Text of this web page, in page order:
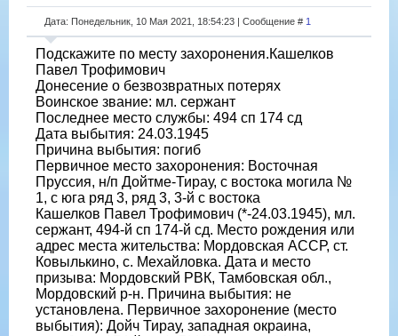
Дата: Понедельник, 10 Мая 2021, 18:54:23 | Сообщение # 1
Подскажите по месту захоронения.Кашелков
Павел Трофимович
Донесение о безвозвратных потерях
Воинское звание: мл. сержант
Последнее место службы: 494 сп 174 сд
Дата выбытия: 24.03.1945
Причина выбытия: погиб
Первичное место захоронения: Восточная
Пруссия, н/п Дойтме-Тирау, с востока могила №
1, с юга ряд 3, ряд 3, 3-й с востока
Кашелков Павел Трофимович (*-24.03.1945), мл.
сержант, 494-й сп 174-й сд. Место рождения или
адрес места жительства: Мордовская АССР, ст.
Ковылькино, с. Мехайловка. Дата и место
призыва: Мордовский РВК, Тамбовская обл.,
Мордовский р-н. Причина выбытия: не
установлена. Первичное захоронение (место
выбытия): Дойч Тирау, западная окраина,